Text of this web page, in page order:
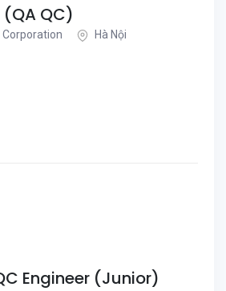
QC)
Corporation
Hà Nội
Engineer (Junior)